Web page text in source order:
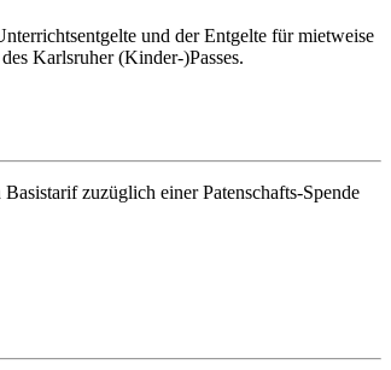
und der Entgelte für mietweise
Karlsruher (Kinder-)Passes.
zuzüglich einer Patenschafts-Spende